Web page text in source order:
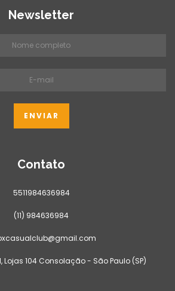
Newsletter
Contato
5511984636984
(11) 984636984
Lojas 104 Consolação - São Paulo (SP)